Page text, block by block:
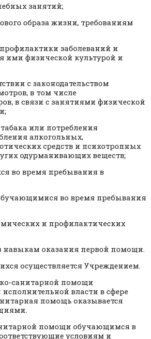
занятий;
образа жизни, требованиям
заболеваний и
ими физической культурой и
с законодательством
в том числе
в связи с занятиями физической
или потребления
алкогольных,
средств и психотропных
одурманивающих веществ;
во время пребывания в
во время пребывания
и профилактических
навыкам оказания первой помощи.
осуществляется Учреждением.
санитарной помощи
власти в сфере
помощь оказывается
помощи обучающимся в
условиям и